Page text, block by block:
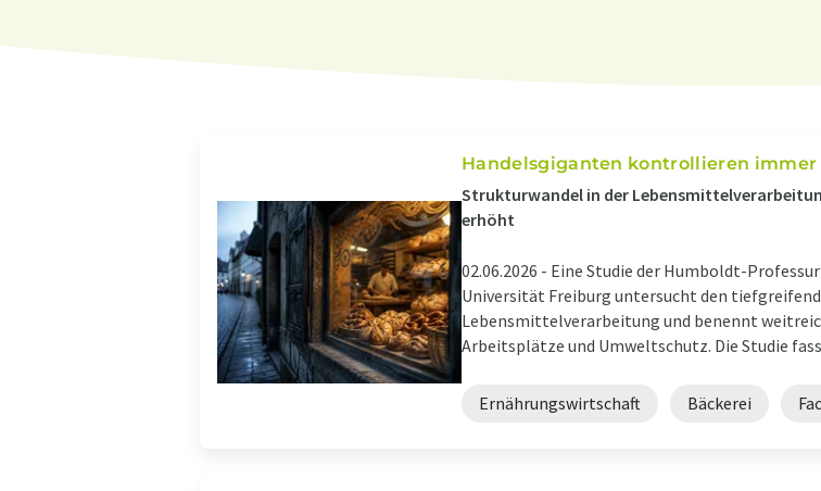
Handelsgiganten kontrollieren
Strukturwandel in der
erhöht
02.06.2026 - Eine Studie der Humboldt-
Universität Freiburg untersucht den
Lebensmittelverarbeitung und benennt
Arbeitsplätze und Umweltschutz. Die Studie
Ernährungswirtschaft Bäckerei